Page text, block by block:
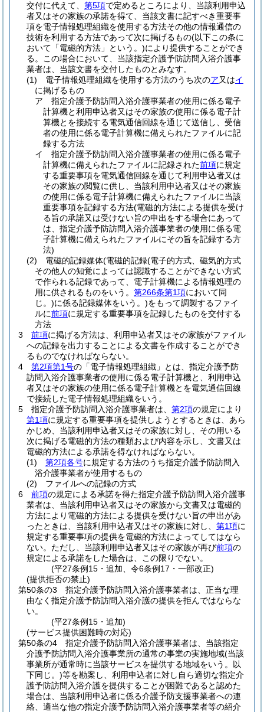
交付に代えて、 第5項で定めるところにより、当該利用申込
者又はその家族の承諾を得て、当該文書に記すべき重要事
項を電子情報処理組織を使用する方法その他の情報通信の
技術を利用する方法であって次に掲げるもの(以下この条に
おいて「電磁的方法」という。)により提供することができ
る。
この場合において、当該指定介護予防訪問入浴介護事
業者は、当該文書を交付したものとみなす。
(1)
電子情報処理組織を使用する方法のうち次のア又はイ
に掲げるもの
ア
指定介護予防訪問入浴介護事業者の使用に係る電子
計算機と利用申込者又はその家族の使用に係る電子計
算機とを接続する電気通信回線を通じて送信し、受信
者の使用に係る電子計算機に備えられたファイルに記
録する方法
イ
指定介護予防訪問入浴介護事業者の使用に係る電子
計算機に備えられたファイルに記録された前項に規定
する重要事項を電気通信回線を通じて利用申込者又は
その家族の閲覧に供し、当該利用申込者又はその家族
の使用に係る電子計算機に備えられたファイルに当該
重要事項を記録する方法(電磁的方法による提供を受け
る旨の承諾又は受けない旨の申出をする場合にあって
は、指定介護予防訪問入浴介護事業者の使用に係る電
子計算機に備えられたファイルにその旨を記録する方
法)
(2)
電磁的記録媒体(電磁的記録(電子的方式、磁気的方式
その他人の知覚によっては認識することができない方式
で作られる記録であって、電子計算機による情報処理の
用に供されるものをいう。 第266条第1項において同
じ。)に係る記録媒体をいう。)をもって調製するファイ
ルに前項に規定する重要事項を記録したものを交付する
方法
3
前項に掲げる方法は、利用申込者又はその家族がファイル
への記録を出力することによる文書を作成することができ
るものでなければならない。
4
第2項第1号の「電子情報処理組織」とは、指定介護予防
訪問入浴介護事業者の使用に係る電子計算機と、利用申込
者又はその家族の使用に係る電子計算機とを電気通信回線
で接続した電子情報処理組織をいう。
5
指定介護予防訪問入浴介護事業者は、 第2項の規定により
第1項に規定する重要事項を提供しようとするときは、あら
かじめ、当該利用申込者又はその家族に対し、その用いる
次に掲げる電磁的方法の種類および内容を示し、文書又は
電磁的方法による承諾を得なければならない。
(1)
第2項各号に規定する方法のうち指定介護予防訪問入
浴介護事業者が使用するもの
(2)
ファイルへの記録の方式
6
前項の規定による承諾を得た指定介護予防訪問入浴介護事
業者は、当該利用申込者又はその家族から文書又は電磁的
方法により電磁的方法による提供を受けない旨の申出があ
ったときは、当該利用申込者又はその家族に対し、 第1項に
規定する重要事項の提供を電磁的方法によってしてはなら
ない。 ただし、当該利用申込者又はその家族が再び前項の
規定による承諾をした場合は、この限りでない。
(平27条例15・追加、令6条例17・一部改正)
(提供拒否の禁止)
第50条の3
指定介護予防訪問入浴介護事業者は、正当な理
由なく指定介護予防訪問入浴介護の提供を拒んではならな
い。
(平27条例15・追加)
(サービス提供困難時の対応)
第50条の4
指定介護予防訪問入浴介護事業者は、当該指定
介護予防訪問入浴介護事業所の通常の事業の実施地域(当該
事業所が通常時に当該サービスを提供する地域をいう。以
下同じ。)等を勘案し、利用申込者に対し自ら適切な指定介
護予防訪問入浴介護を提供することが困難であると認めた
場合は、当該利用申込者に係る介護予防支援事業者への連
絡、適当な他の指定介護予防訪問入浴介護事業者等の紹介